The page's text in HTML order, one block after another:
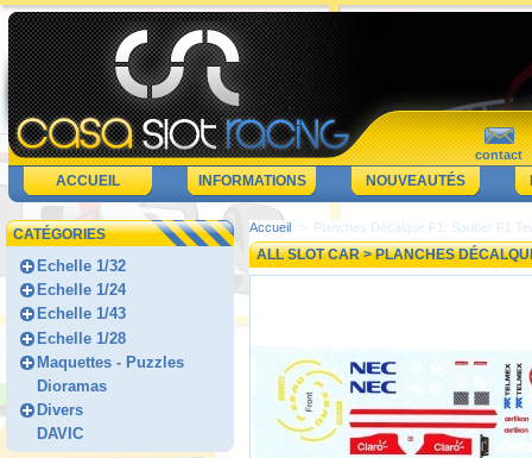
contact
ACCUEIL INFORMATIONS NOUVEAUTÉS
CATÉGORIES
Echelle 1/32
Echelle 1/24
Echelle 1/43
Echelle 1/28
Maquettes - Puzzles
Dioramas
Divers
DAVIC
Accueil > Planches Décalque F1: Sauber F1
ALL SLOT CAR> PLANCHES